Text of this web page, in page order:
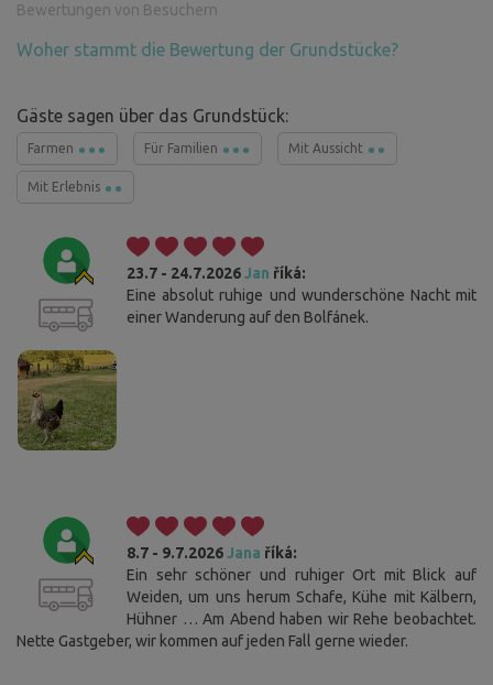
Bewertungen von Besuchern
Woher stammt die Bewertung der Grundstücke?
Gäste sagen über das Grundstück:
Farmen Für Familien Mit Aussicht
Mit Erlebnis
23.7 - 24.7.2026Jan říká:
Eine absolut ruhige und wunderschöne Nacht mit
einer Wanderung auf den Bolfánek.
8.7 - 9.7.2026Jana říká:
Ein sehr schöner und ruhiger Ort mit Blick auf
Weiden, um uns herum Schafe, Kühe mit Kälbern,
Hühner … Am Abend haben wir Rehe beobachtet.
Nette Gastgeber, wir kommen auf jeden Fall gerne wieder.